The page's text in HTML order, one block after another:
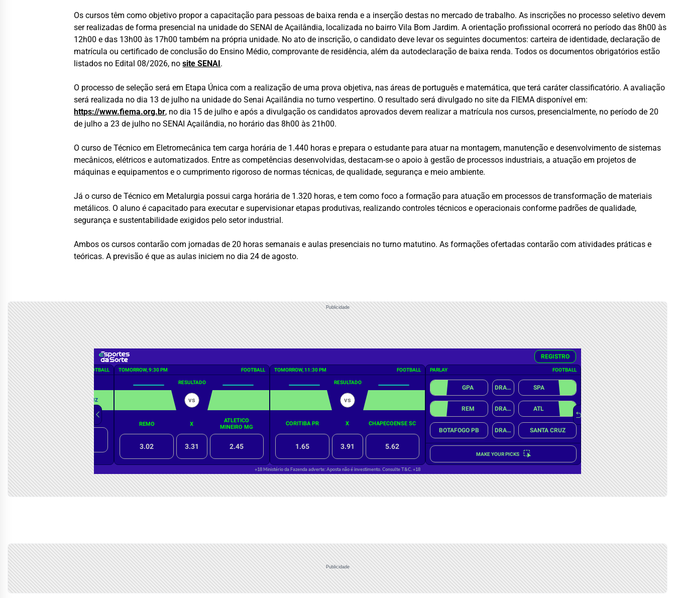
Os cursos têm como objetivo propor a capacitação para pessoas de baixa renda e a inserção destas no mercado de trabalho. As inscrições no processo seletivo devem
ser realizadas de forma presencial na unidade do SENAI de Açailândia, localizada no bairro Vila Bom Jardim. A orientação profissional ocorrerá no período das 8h00 às
12h00 e das 13h00 às 17h00 também na própria unidade. No ato de inscrição, o candidato deve levar os seguintes documentos: carteira de identidade, declaração de
matrícula ou certificado de conclusão do Ensino Médio, comprovante de residência, além da autodeclaração de baixa renda. Todos os documentos obrigatórios estão
listados no Edital 08/2026, nosite SENAI.
O processo de seleção será em Etapa Única com a realização de uma prova objetiva, nas áreas de português e matemática, que terá caráter classificatório. A avaliação
será realizada no dia 13 de julho na unidade do Senai Açailândia no turno vespertino. O resultado será divulgado no site da FIEMA disponível em:
https://www.fiema.org.br, no dia 15 de julho e após a divulgação os candidatos aprovados devem realizar a matrícula nos cursos, presencialmente, no período de 20
de julho a 23 de julho no SENAI Açailândia, no horário das 8h00 às 21h00.
O curso de Técnico em Eletromecânica tem carga horária de 1.440 horas e prepara o estudante para atuar na montagem, manutenção e desenvolvimento de sistemas
mecânicos, elétricos e automatizados. Entre as competências desenvolvidas, destacam-se o apoio à gestão de processos industriais, a atuação em projetos de
máquinas e equipamentos e o cumprimento rigoroso de normas técnicas, de qualidade, segurança e meio ambiente.
Já o curso de Técnico em Metalurgia possui carga horária de 1.320 horas, e tem como foco a formação para atuação em processos de transformação de materiais
metálicos. O aluno é capacitado para executar e supervisionar etapas produtivas, realizando controles técnicos e operacionais conforme padrões de qualidade,
segurança e sustentabilidade exigidos pelo setor industrial.
Ambos os cursos contarão com jornadas de 20 horas semanais e aulas presenciais no turno matutino. As formações ofertadas contarão com atividades práticas e
teóricas. A previsão é que as aulas iniciem no dia 24 de agosto.
Publicidade
Publicidade